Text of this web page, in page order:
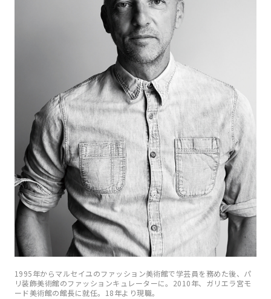
1995年からマルセイユのファッション美術館で学芸員を務めた後、パ
リ装飾美術館のファッションキュレーターに。2010年、ガリエラ宮モ
ード美術館の館長に就任。18年より現職。